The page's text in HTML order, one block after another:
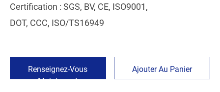
Certification : SGS, BV, CE, ISO9001,
DOT, CCC, ISO/TS16949
Renseignez-Vous
Maintenant
Ajouter Au Panier